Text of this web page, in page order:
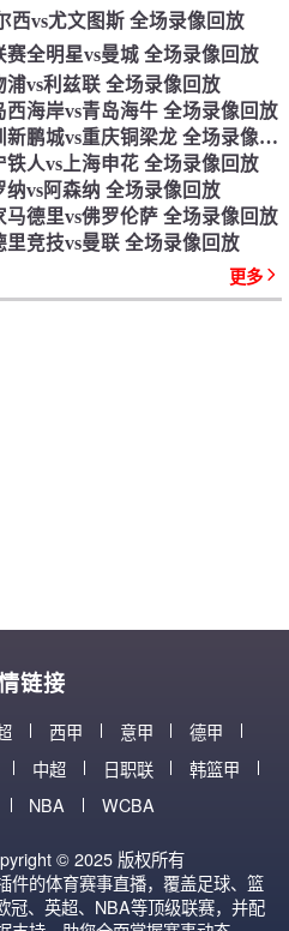
西vs尤文图斯 全场录像回放
全明星vs曼城 全场录像回放
浦vs利兹联 全场录像回放
西海岸vs青岛海牛 全场录像回放
08月02日 中超第21轮 深圳新鹏城vs重庆铜梁龙 全场录像回放
铁人vs上海申花 全场录像回放
纳vs阿森纳 全场录像回放
马德里vs佛罗伦萨 全场录像回放
里竞技vs曼联 全场录像回放
更多
链接
西甲 意甲
德甲
中超 日职联
韩篮甲
NBA WCBA
© 2025 版权所有
件的体育赛事直播，覆盖足球、篮
冠、英超、NBA等顶级联赛，并配